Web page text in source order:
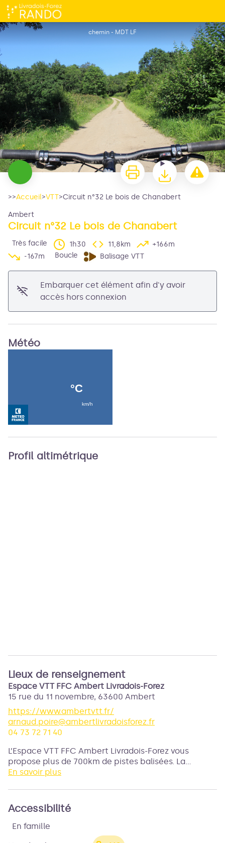
Circuit n°32 Le bois de Chanabert
chemin - MDT LF
Voir l'image en plein écran
>>Accueil>VTT>Circuit n°32 Le bois de Chanabert
Ambert
Circuit n°32 Le bois de Chanabert
Très facile 1h30 11,8km
+166m
-167m
Boucle Balisage VTT
Embarquer cet élément afin d'y avoir
accès hors connexion
Météo
Profil altimétrique
Lieux de renseignement
Espace VTT FFC Ambert Livradois-Forez
15 rue du 11 novembre, 63600 Ambert
https://www.ambertvtt.fr/
arnaud.poire@ambertlivradoisforez.fr
04 73 72 71 40
L’Espace VTT FFC Ambert Livradois-Forez vous
propose plus de 700km de pistes balisées. La
diversité des parcours vous permettra de choisir
En savoir plus
Accessibilité
En famille